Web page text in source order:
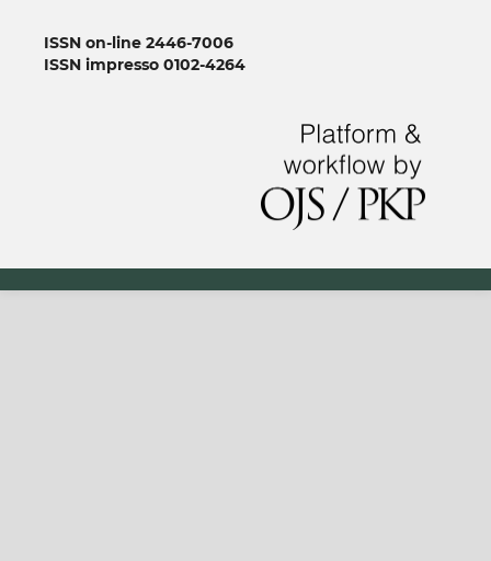
ISSN on-line 2446-7006
ISSN impresso 0102-4264